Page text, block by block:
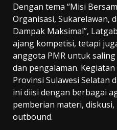
Dengan tema “Misi
Organisasi, Sukarelawan,
Dampak Maksimal”,
ajang kompetisi, tetapi
anggota PMR untuk
dan pengalaman.
Provinsi Sulawesi Selatan
ini diisi dengan berbagai
pemberian materi,
outbound.